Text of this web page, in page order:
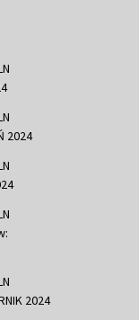
2024
2024